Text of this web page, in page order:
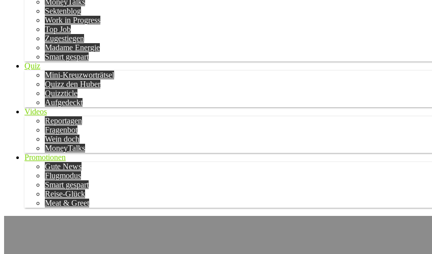
MoneyTalks
Sektenblog
Work in Progress
Top Job
Zugestiegen
Madame Energie
Smart gespart
Quiz
Mini-Kreuzworträtsel
Quizz den Huber
Quizzticle
Aufgedeckt
Videos
Reportagen
Fragenbot
Wein doch
MoneyTalks
Promotionen
Gute News
Flugmodus
Smart gespart
Reise-Glück
Meat & Greet